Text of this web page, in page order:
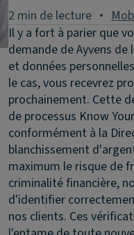
2 min de lecture
Il y a fort à parier que
demande de Ayvens
et données
le cas, vous recevrez
prochainement. Cette
de processus Know
conformément à la
blanchissement
maximum le risque de
criminalité financière,
d'identifier
nos clients. Ces